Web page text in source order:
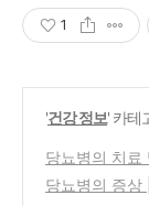
1
'건강 정보' 카테
당뇨병의 치료
리 등
(0)
당뇨병의 증상